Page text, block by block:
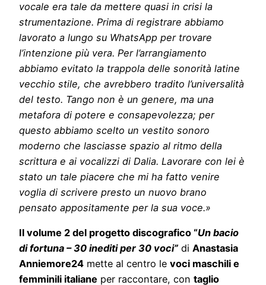
vocale era tale da mettere quasi in crisi la
strumentazione. Prima di registrare abbiamo
lavorato a lungo su WhatsApp per trovare
l’intenzione più vera. Per l’arrangiamento
abbiamo evitato la trappola delle sonorità latine
vecchio stile, che avrebbero tradito l’universalità
del testo. Tango non è un genere, ma una
metafora di potere e consapevolezza; per
questo abbiamo scelto un vestito sonoro
moderno che lasciasse spazio al ritmo della
scrittura e ai vocalizzi di Dalia. Lavorare con lei è
stato un tale piacere che mi ha fatto venire
voglia di scrivere presto un nuovo brano
pensato appositamente per la sua voce.»
Il volume 2 del progetto discografico “Un bacio
di fortuna – 30 inediti per 30 voci” di Anastasia
Anniemore24 mette al centro le voci maschili e
femminili italiane per raccontare, con taglio